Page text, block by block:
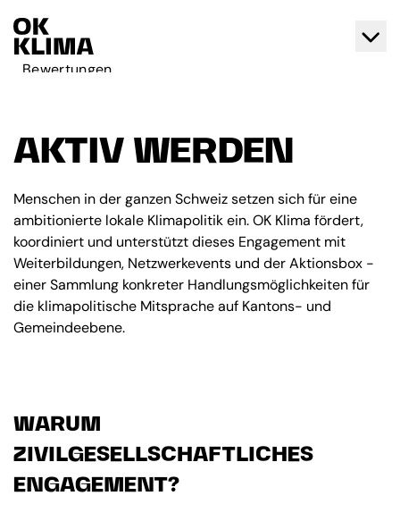
Bewertungen
Kontakt
Deutsch
Français
AKTIV WERDEN
Menschen in der ganzen Schweiz setzen sich für eine
ambitionierte lokale Klimapolitik ein. OK Klima fördert,
koordiniert und unterstützt dieses Engagement mit
Weiterbildungen, Netzwerkevents und der Aktionsbox -
einer Sammlung konkreter Handlungsmöglichkeiten für
die klimapolitische Mitsprache auf Kantons- und
Gemeindeebene.
WARUM
ZIVILGESELLSCHAFTLICHES
ENGAGEMENT?